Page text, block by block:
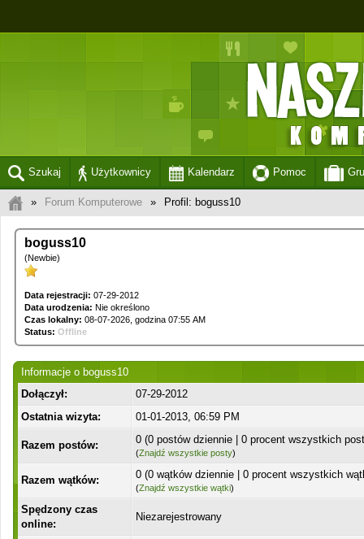
Szukaj Użytkownicy Kalendarz Pomoc
» Forum Komputerowe » Profil: boguss10
boguss10
(Newbie)
Data rejestracji: 07-29-2012
Data urodzenia: Nie określono
Czas lokalny: 08-07-2026, godzina 07:55 AM
Status: Offline
Informacje o boguss10
Dołączył:
07-29-2012
Ostatnia wizyta:
01-01-2013, 06:59 PM
Razem postów: 0 (0 postów dziennie | 0 procent wszystkich
(Znajdź wszystkie posty)
Razem wątków: 0 (0 wątków dziennie | 0 procent wszystkich
(Znajdź wszystkie wątki)
Spędzony czas
online:
Niezarejestrowany